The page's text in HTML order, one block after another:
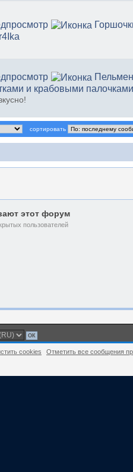
и крабовыми палочками
сортировать
этот форум
пользователей
cookies Отметить все сообщения